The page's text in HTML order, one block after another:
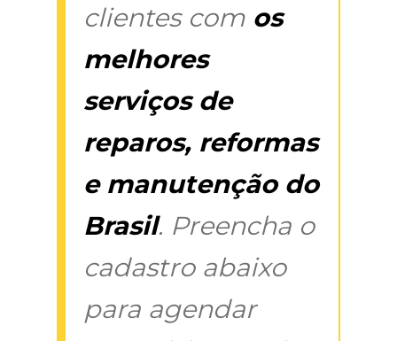
clientes com os
melhores
serviços de
reparos, reformas
e manutenção do
Brasil. Preencha o
cadastro abaixo
para agendar